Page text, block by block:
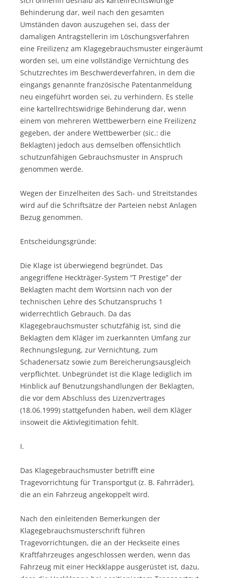
Behinderung dar, weil nach den gesamten
Umständen davon auszugehen sei, dass der
damaligen Antragstellerin im Löschungsverfahren
eine Freilizenz am Klagegebrauchsmuster eingeräumt
worden sei, um eine vollständige Vernichtung des
Schutzrechtes im Beschwerdeverfahren, in dem die
eingangs genannte französische Patentanmeldung
neu eingeführt worden sei, zu verhindern. Es stelle
eine kartellrechtswidrige Behinderung dar, wenn
einem von mehreren Wettbewerbern eine Freilizenz
gegeben, der andere Wettbewerber (sic.: die
Beklagten) jedoch aus demselben offensichtlich
schutzunfähigen Gebrauchsmuster in Anspruch
genommen werde.
Wegen der Einzelheiten des Sach- und Streitstandes
wird auf die Schriftsätze der Parteien nebst Anlagen
Bezug genommen.
Entscheidungsgründe:
Die Klage ist überwiegend begründet. Das
angegriffene Heckträger-System “T Prestige” der
Beklagten macht dem Wortsinn nach von der
technischen Lehre des Schutzanspruchs 1
widerrechtlich Gebrauch. Da das
Klagegebrauchsmuster schutzfähig ist, sind die
Beklagten dem Kläger im zuerkannten Umfang zur
Rechnungslegung, zur Vernichtung, zum
Schadenersatz sowie zum Bereicherungsausgleich
verpflichtet. Unbegründet ist die Klage lediglich im
Hinblick auf Benutzungshandlungen der Beklagten,
die vor dem Abschluss des Lizenzvertrages
(18.06.1999) stattgefunden haben, weil dem Kläger
insoweit die Aktivlegitimation fehlt.
I.
Das Klagegebrauchsmuster betrifft eine
Tragevorrichtung für Transportgut (z. B. Fahrräder),
die an ein Fahrzeug angekoppelt wird.
Nach den einleitenden Bemerkungen der
Klagegebrauchsmusterschrift führen
Tragevorrichtungen, die an der Heckseite eines
Kraftfahrzeuges angeschlossen werden, wenn das
Fahrzeug mit einer Heckklappe ausgerüstet ist, dazu,